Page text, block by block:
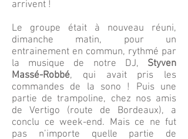
arrivent !
Le groupe était à nouveau réuni,
dimanche matin, pour un
entrainement en commun, rythmé par
la musique de notre DJ, Styven
Massé-Robbé, qui avait pris les
commandes de la sono ! Puis une
partie de trampoline, chez nos amis
de Vertigo (route de Bordeaux), a
conclu ce week-end. Mais ce ne fut
pas n’importe quelle partie de